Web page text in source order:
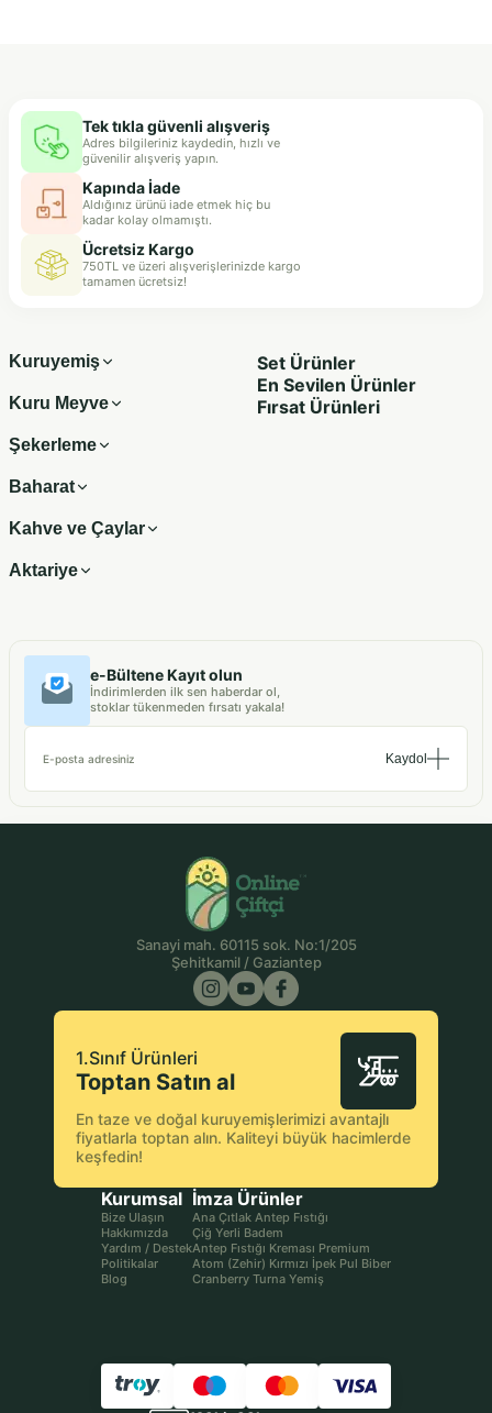
Tek tıkla güvenli alışveriş
Adres bilgileriniz kaydedin, hızlı ve
güvenilir alışveriş yapın.
Kapında İade
Aldığınız ürünü iade etmek hiç bu
kadar kolay olmamıştı.
Ücretsiz Kargo
750TL ve üzeri alışverişlerinizde kargo
tamamen ücretsiz!
Kuruyemiş
Kuru Meyve
Şekerleme
Baharat
Kahve ve Çaylar
Aktariye
Set Ürünler
En Sevilen Ürünler
Fırsat Ürünleri
e-Bültene Kayıt olun
İndirimlerden ilk sen haberdar ol,
stoklar tükenmeden fırsatı yakala!
E-posta adresiniz Kaydol
Kurumsal
Bize Ulaşın
Hakkımızda
Yardım / Destek
Politikalar
Blog
İmza Ürünler
Ana Çıtlak Antep Fıstığı
Çiğ Yerli Badem
Antep Fıstığı Kreması Premium
Atom (Zehir) Kırmızı İpek Pul Biber
Cranberry Turna Yemiş
1.Sınıf Ürünleri
Toptan Satın al
En taze ve doğal kuruyemişlerimizi avantajlı
fiyatlarla toptan alın. Kaliteyi büyük hacimlerde
keşfedin!
Sanayi mah. 60115 sok. No:1/205
Şehitkamil / Gaziantep